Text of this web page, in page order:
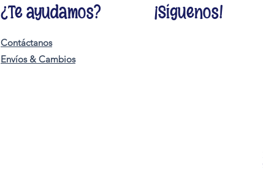
¿Te ayudamos?
Contáctanos
¡Síguenos!
Envíos & Cambios